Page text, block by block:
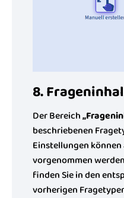
8.
Der Bereich
beschriebenen
Einstellungen
vorgenommen
finden Sie in den
vorherigen